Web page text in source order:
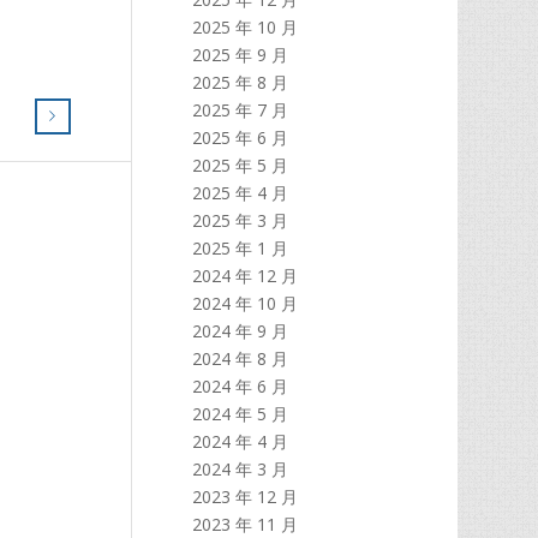
2025 年 10 月
2025 年 9 月
2025 年 8 月
2025 年 7 月
2025 年 6 月
2025 年 5 月
2025 年 4 月
2025 年 3 月
2025 年 1 月
2024 年 12 月
2024 年 10 月
2024 年 9 月
2024 年 8 月
2024 年 6 月
2024 年 5 月
2024 年 4 月
2024 年 3 月
2023 年 12 月
2023 年 11 月